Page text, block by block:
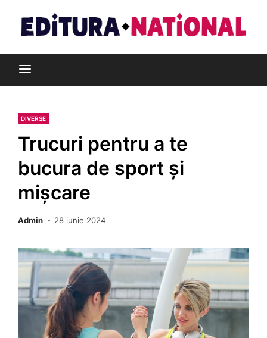
content
Editura Național
DIVERSE
Trucuri pentru a te
bucura de sport și
mișcare
Admin 28 iunie 2024